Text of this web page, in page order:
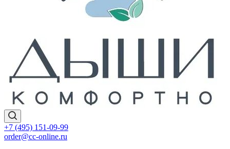
+7 (495) 151-09-99
order@cc-online.ru